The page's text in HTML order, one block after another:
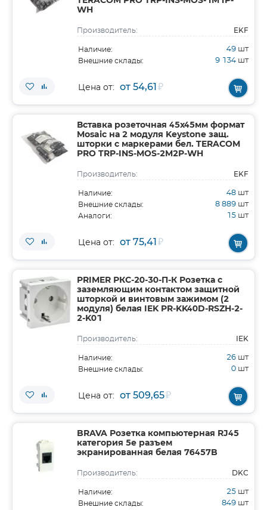
WH
Производитель: EKF
Наличие: 49 шт
Внешние склады: 9 134 шт
Цена от: от 54,61₽
Вставка розеточная 45х45мм формат
Mosaic на 2 модуля Keystone защ.
шторки с маркерами бел. TERACOM
PRO TRP-INS-MOS-2M2P-WH
Производитель: EKF
Наличие: 48 шт
Внешние склады: 8 889 шт
Аналоги: 15 шт
Цена от: от 75,41₽
PRIMER РКС-20-30-П-К Розетка с
заземляющим контактом защитной
шторкой и винтовым зажимом (2
модуля) белая IEK PR-KK40D-RSZH-2-
2-K01
Производитель: IEK
Наличие: 26 шт
Внешние склады: 0 шт
Цена от: от 509,65₽
BRAVA Розетка компьютерная RJ45
категория 5е разъем
экранированная белая 76457B
Производитель: DKC
Наличие: 25 шт
Внешние склады: 849 шт